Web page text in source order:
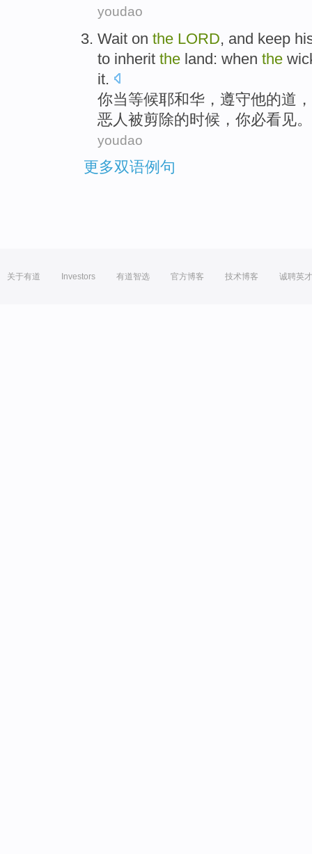
youdao
Wait on the LORD, and keep
to inherit the land: when the
it.
你当等候耶和华 ， 遵守他的道 ，
恶人 被剪除的时候， 你必看见。
youdao
更多双语例句
关于有道 Investors 有道智选 官方博客 技术博客 诚聘英才